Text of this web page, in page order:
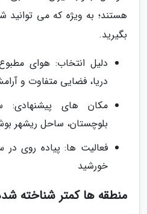
هستند؛ به ویژه که می
بگیرید.
دلیل انتخاب: هوای
دریا، فضایی متفاوت و
مکان های
بلوچستان، ساحل ریشهر
فعالیت ها: پیاده روی
خورشید
منطقه ها کمتر شناخته